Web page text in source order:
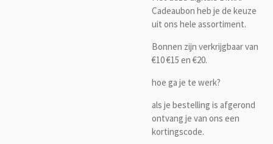
Cadeaubon heb je de keuze
uit ons hele assortiment.
Bonnen zijn verkrijgbaar van
€10 €15 en €20.
hoe ga je te werk?
als je bestelling is afgerond
ontvang je van ons een
kortingscode.